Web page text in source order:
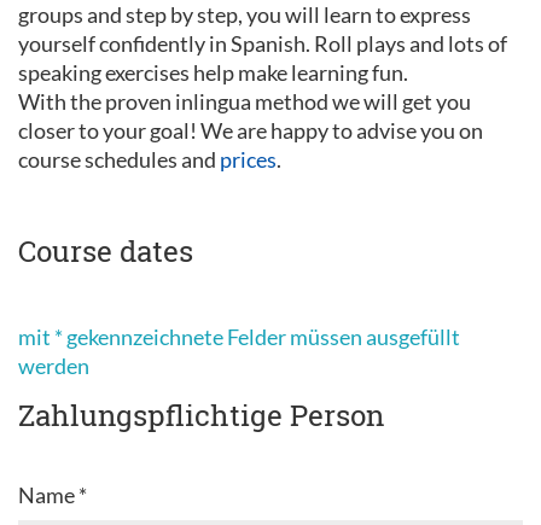
groups and step by step, you will learn to express
yourself confidently in Spanish. Roll plays and lots of
speaking exercises help make learning fun.
With the proven inlingua method we will get you
closer to your goal! We are happy to advise you on
course schedules and prices.
Course dates
mit * gekennzeichnete Felder müssen ausgefüllt
werden
Zahlungspflichtige Person
Name *